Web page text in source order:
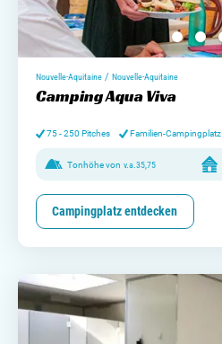
Nouvelle-Aquitaine / Nouvelle-Aquitaine
Camping Aqua Viva
75 - 250 Pitches Familien-Campingplatz
Tonhöhe von v.a. 35,75
Campingplatz entdecken